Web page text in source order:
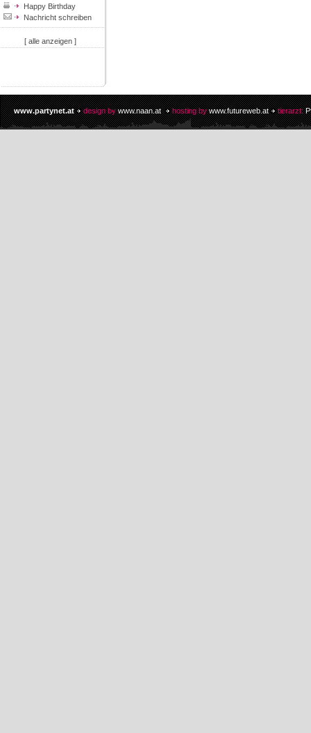
Happy Birthday
Nachricht schreiben
[ alle anzeigen ]
www.partynet.at design by www.naan.at hosting by www.futureweb.at tierarzt: